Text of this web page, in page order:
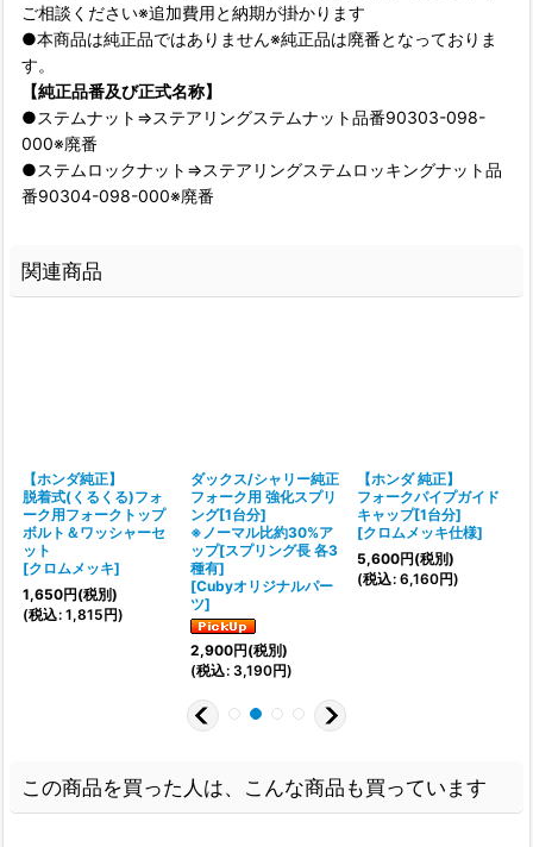
ご相談ください※追加費用と納期が掛かります
●本商品は純正品ではありません※純正品は廃番となっておりま
す。
【純正品番及び正式名称】
●ステムナット⇒ステアリングステムナット品番90303-098-
000※廃番
●ステムロックナット⇒ステアリングステムロッキングナット品
番90304-098-000※廃番
関連商品
【ホンダ純正】
脱着式(くるくる)フォ
ーク用フォークトップ
ボルト＆ワッシャーセ
ット
[クロムメッキ]
1,650円(税別)
(税込: 1,815円)
ダックス/シャリー純正
フォーク用 強化スプリ
ング[1台分]
※ノーマル比約30%ア
ップ[スプリング長 各3
種有]
[Cubyオリジナルパー
ツ]
2,900円(税別)
(税込: 3,190円)
【ホンダ 純正】
フォークパイプガイド
キャップ[1台分]
[クロムメッキ仕様]
5,600円(税別)
(税込: 6,160円)
この商品を買った人は、こんな商品も買っています